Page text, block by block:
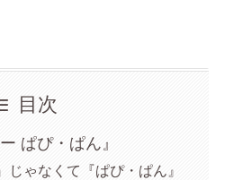
目次
ぱぴ・ぱん』
じゃなくて『ぱぴ・ぱん』